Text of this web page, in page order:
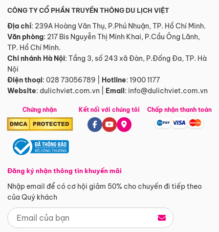
CÔNG TY CỔ PHẦN TRUYỀN THÔNG DU LỊCH VIỆT
Địa chỉ: 239A Hoàng Văn Thụ, P.Phú Nhuận, TP. Hồ Chí Minh.
Văn phòng: 217 Bis Nguyễn Thị Minh Khai, P.Cầu Ông Lãnh,
TP. Hồ Chí Minh.
Chi nhánh Hà Nội: Tầng 3, số 243 xã Đàn, P.Đống Đa, TP. Hà
Nội
Điện thoại: 028 73056789 Hotline: 1900 1177
Website: dulichviet.com.vn Email: info@dulichviet.com.vn
Chứng nhận
Đăng ký nhận thông tin khuyến mãi
Nhập email để có cơ hội giảm 50% cho chuyến đi tiếp theo
của Quý khách
Kết nối với chúng tôi Chấp nhận thanh toán